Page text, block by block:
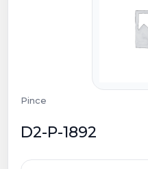
Pince
D2-P-1892